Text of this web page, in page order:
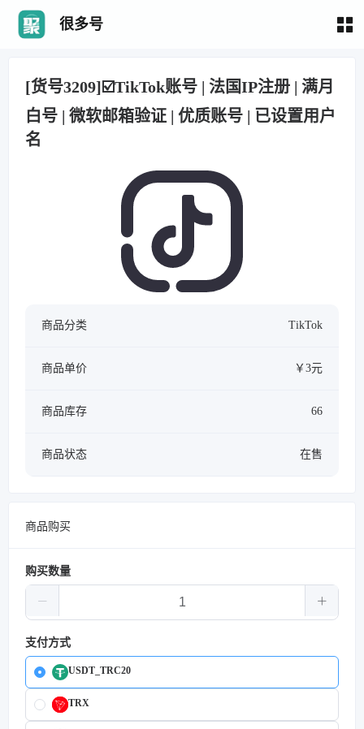
很多号
[货号3209]☑️TikTok账号 | 法国IP注册 | 满月
白号 | 微软邮箱验证 | 优质账号 | 已设置用户
名
商品分类 TikTok
商品单价 ￥3元
商品库存 66
商品状态 在售
商品购买
购买数量
支付方式
USDT_TRC20
TRX